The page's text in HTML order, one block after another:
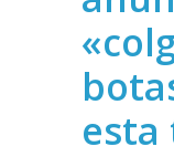
esta